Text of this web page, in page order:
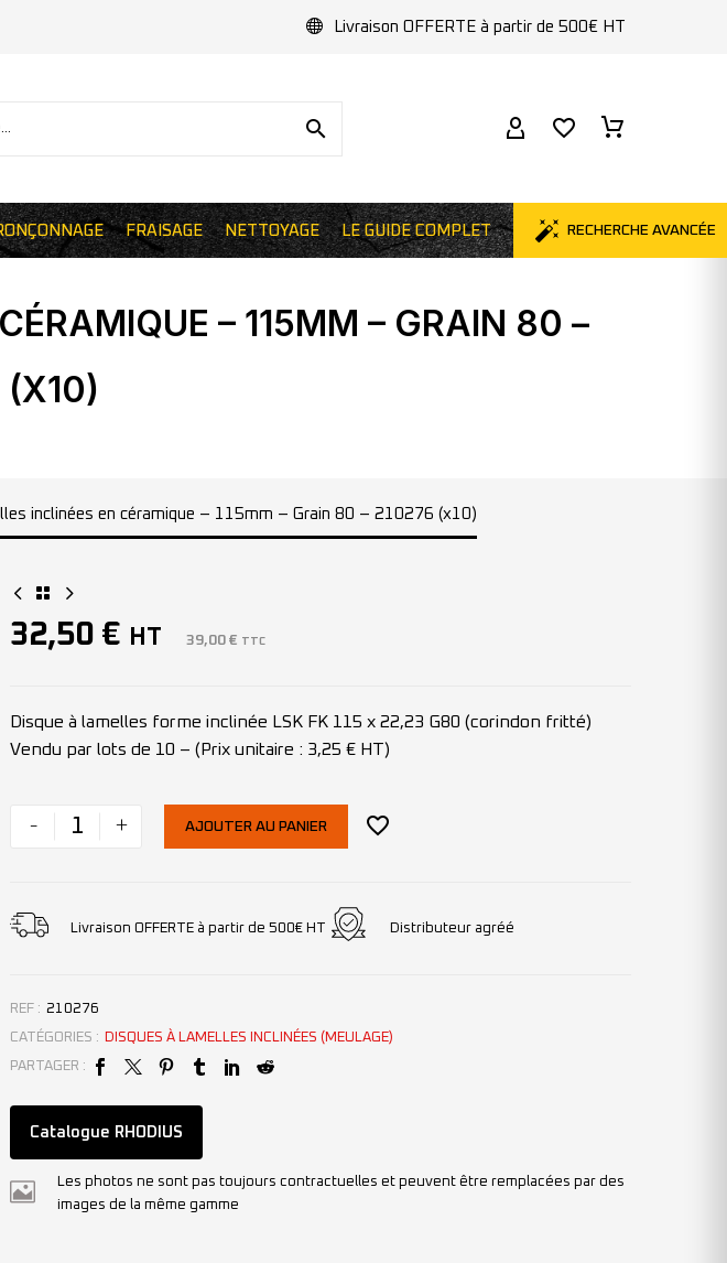
Livraison OFFERTE à partir de 500€ HT
FRAISAGE NETTOYAGE LE GUIDE COMPLET RECHERCHE AVANCÉE
– 115MM – GRAIN 80 –
inclinées en céramique – 115mm – Grain 80 – 210276 (x10)
32,50 € HT 39,00 € TTC
Disque à lamelles forme inclinée LSK FK 115 x 22,23 G80 (corindon fritté)
Vendu par lots de 10 – (Prix unitaire : 3,25 € HT)
- + AJOUTER AU PANIER
Livraison OFFERTE à partir de 500€ HT Distributeur agréé
REF : 210276
CATÉGORIES :
DISQUES À LAMELLES INCLINÉES (MEULAGE)
PARTAGER :
Catalogue RHODIUS
Les photos ne sont pas toujours contractuelles et peuvent être remplacées par des
images de la même gamme